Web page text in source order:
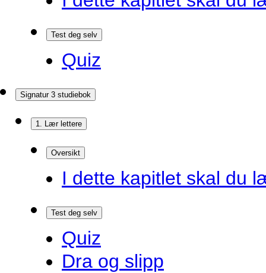
Test deg selv
Quiz
Signatur 3 studiebok
1. Lær lettere
Oversikt
I dette kapitlet skal du
Test deg selv
Quiz
Dra og slipp